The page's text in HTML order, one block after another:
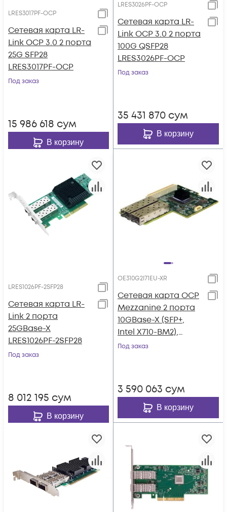
LRES3017PF-OCP
Сетевая карта LR-
Link OCP 3.0 2 порта
25G SFP28
LRES3017PF-OCP
Под заказ
15 986 618 сум
В корзину
LRES3026PF-OCP
Сетевая карта LR-
Link OCP 3.0 2 порта
100G QSFP28
LRES3026PF-OCP
Под заказ
35 431 870 сум
В корзину
LRES1026PF-2SFP28
Сетевая карта LR-
Link 2 порта
25GBase-X
LRES1026PF-2SFP28
Под заказ
8 012 195 сум
В корзину
OE310G2I71EU-XR
Сетевая карта OCP
Mezzanine 2 порта
10GBase-X (SFP+,
Intel X710-BM2),
Silicom
Под заказ
3 590 063 сум
В корзину